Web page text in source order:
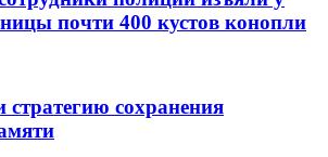
почти 400 кустов конопли
сохранения